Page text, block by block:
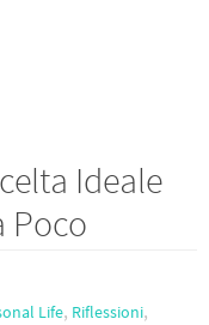
Ideale
Poco
Life, Riflessioni,